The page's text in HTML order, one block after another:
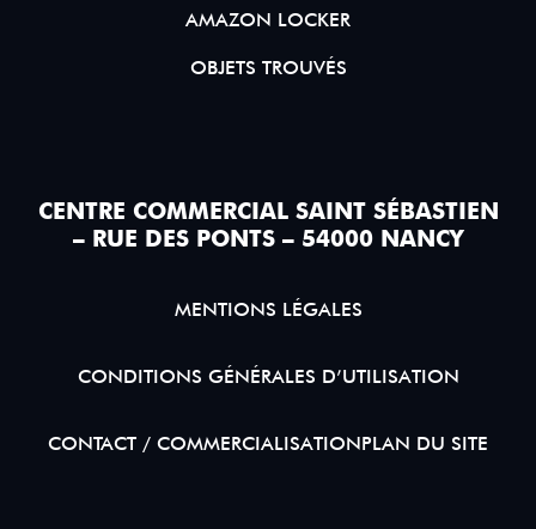
AMAZON LOCKER
OBJETS TROUVÉS
CENTRE COMMERCIAL SAINT SÉBASTIEN
– RUE DES PONTS – 54000 NANCY
MENTIONS LÉGALES
CONDITIONS GÉNÉRALES D’UTILISATION
CONTACT / COMMERCIALISATIONPLAN DU SITE